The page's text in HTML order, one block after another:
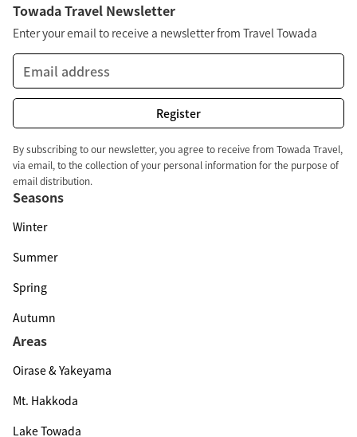
Towada Travel Newsletter
Enter your email to receive a newsletter from Travel Towada
By subscribing to our newsletter, you agree to receive from Towada Travel,
via email, to the collection of your personal information for the purpose of
email distribution.
Seasons
Winter
Summer
Spring
Autumn
Areas
Oirase & Yakeyama
Mt. Hakkoda
Lake Towada